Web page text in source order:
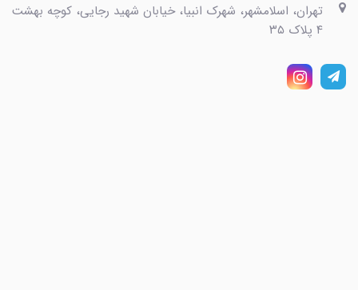
تهران، اسلامشهر، شهرک انبیا، خیابان شهید رجایی، کوچه بهشت
۴ پلاک ۳۵